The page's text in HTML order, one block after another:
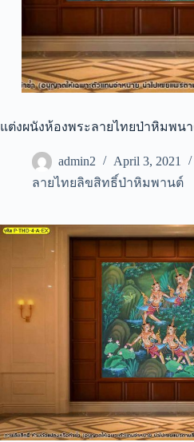
แต่งผนังห้องพระลายไทยป่าหิมพน
admin2
April 3, 2021
ลายไทยลิขสิทธิ์ป่าหิมพานต์